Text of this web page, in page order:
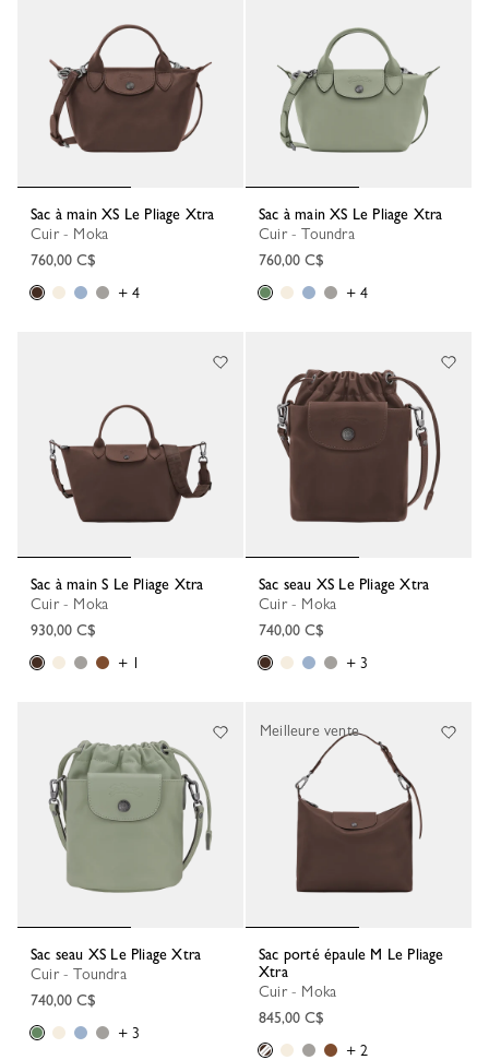
Sac à main XS Le Pliage Xtra
Cuir - Moka
760,00 C$
+ 4
Sac à main XS Le Pliage Xtra
Cuir - Toundra
760,00 C$
+ 4
Sac à main S Le Pliage Xtra
Cuir - Moka
930,00 C$
+ 1
Sac seau XS Le Pliage Xtra
Cuir - Moka
740,00 C$
+ 3
Sac seau XS Le Pliage Xtra
Cuir - Toundra
740,00 C$
+ 3
Sac porté épaule M Le Pliage
Xtra
Cuir - Moka
845,00 C$
+ 2
Meilleure vente